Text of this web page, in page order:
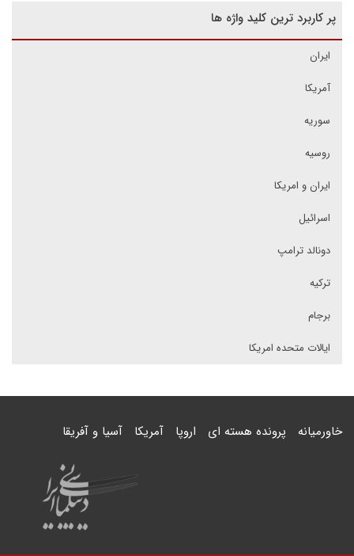
پر کاربرد ترین کلید واژه ها
ایران
آمریکا
سوریه
روسیه
ایران و امریکا
اسرائیل
دونالد ترامپ
ترکیه
برجام
ایالات متحده امریکا
خاورمیانه پرونده هسته ای اروپا آمریکا آسیا و آفریقا